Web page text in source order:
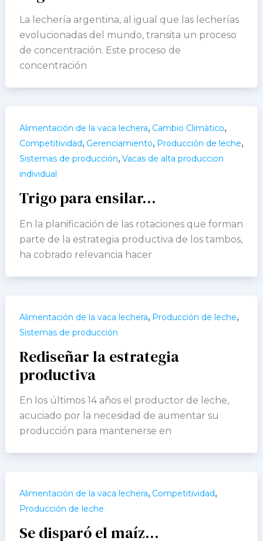
La lechería argentina, al igual que las lecherías
evolucionadas del mundo, transita un proceso
de concentración. Este proceso de
concentración
Alimentación de la vaca lechera, Cambio Climàtico,
Competitividad, Gerenciamiento, Producción de leche,
Sistemas de producción, Vacas de alta produccion
individual
Trigo para ensilar…
En la planificación de las rotaciones que forman
parte de la estrategia productiva de los tambos,
ha cobrado relevancia hacer
Alimentación de la vaca lechera, Producción de leche,
Sistemas de producción
Rediseñar la estrategia
productiva
En los últimos 14 años el productor de leche,
acuciado por la necesidad de aumentar su
producción para mantenerse en
Alimentación de la vaca lechera, Competitividad,
Producción de leche
Se disparó el maíz…